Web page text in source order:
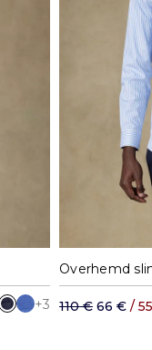
+3
37
110 € 66 € /